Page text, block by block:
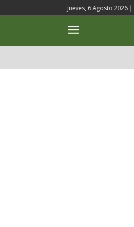
Jueves, 6 Agosto 2026 |